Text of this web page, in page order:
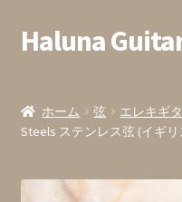
ナ
ビ
ー
シ
へ
コ
ン
ン
ツ
キ
Haluna
会員登録
全ての商品
ホーム 弦 エレキギ
Steels ステンレス弦 (イギリ